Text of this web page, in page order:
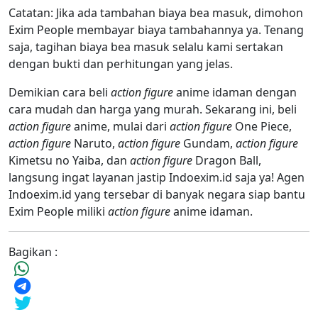
Catatan: Jika ada tambahan biaya bea masuk, dimohon
Exim People membayar biaya tambahannya ya. Tenang
saja, tagihan biaya bea masuk selalu kami sertakan
dengan bukti dan perhitungan yang jelas.
Demikian cara beli action figureanime idaman dengan
cara mudah dan harga yang murah. Sekarang ini, beli
action figureanime, mulai dari action figure One Piece,
action figure Naruto, action figure Gundam, action figure
Kimetsu no Yaiba, dan action figure Dragon Ball,
langsung ingat layanan jastip Indoexim.id saja ya! Agen
Indoexim.id yang tersebar di banyak negara siap bantu
Exim People miliki action figureanime idaman.
Bagikan :